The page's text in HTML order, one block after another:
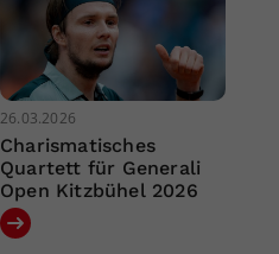
26.03.2026
Charismatisches
Quartett für Generali
Open Kitzbühel 2026